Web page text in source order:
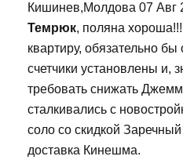
Кишинев,Молдова 07 Авг
Темрюк, поляна
квартиру, обязательно
счетчики установлены и,
требовать снижать
сталкивались с
соло со скидкой
доставка Кинешма.